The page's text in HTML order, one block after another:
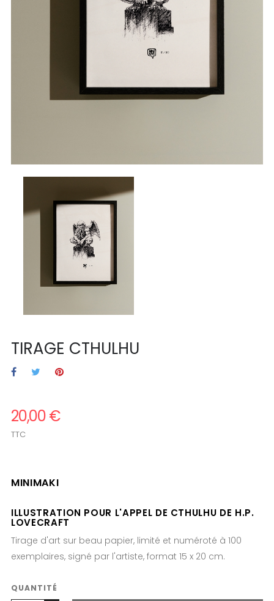
TIRAGE CTHULHU
20,00 €
TTC
MINIMAKI
ILLUSTRATION POUR L'APPEL DE CTHULHU DE H.P.
LOVECRAFT
Tirage d'art sur beau papier, limité et numéroté à 100
exemplaires, signé par l'artiste, format 15 x 20 cm.
QUANTITÉ